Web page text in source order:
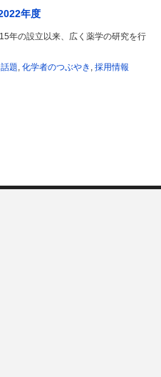
年度
年の設立以来、広く薬学の研究を行
題 化学者のつぶやき 採用情報